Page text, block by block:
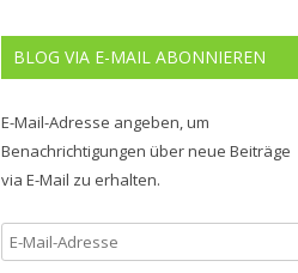
BLOG VIA E-MAIL ABONNIEREN
E-Mail-Adresse angeben, um
Benachrichtigungen über neue Beiträge
via E-Mail zu erhalten.
E-
Mail-